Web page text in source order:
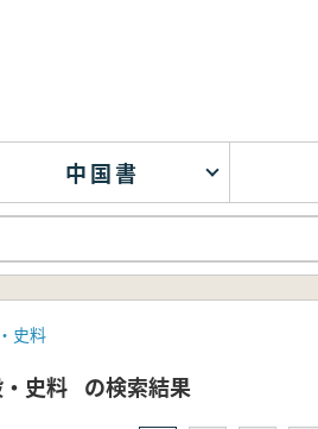
中国書
史料
史料 の検索結果